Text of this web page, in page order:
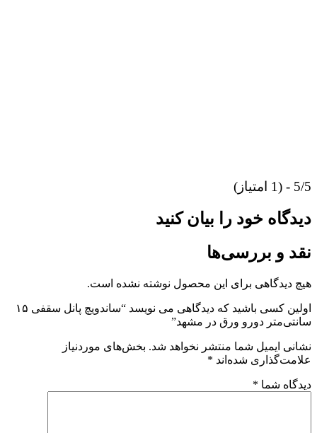
5/5 - (1 امتیاز)
دیدگاه خود را بیان کنید
نقد و بررسی‌ها
هیچ دیدگاهی برای این محصول نوشته نشده است.
اولین کسی باشید که دیدگاهی می نویسد “ساندویچ پانل سقفی ۱۵
سانتی‌متر دورو ورق در مشهد”
نشانی ایمیل شما منتشر نخواهد شد. بخش‌های موردنیاز
علامت‌گذاری شده‌اند *
دیدگاه شما *